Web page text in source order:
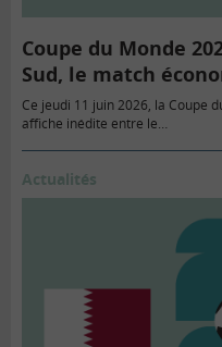
Coupe du Monde
Sud, le match
Ce jeudi 11 juin 2026, la Coupe
affiche inédite entre le…
Actualités